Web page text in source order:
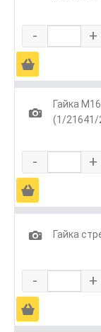
- +
Ä
1
Гайка
(1/21641/
- +
Ä
1
Гайка
- +
Ä